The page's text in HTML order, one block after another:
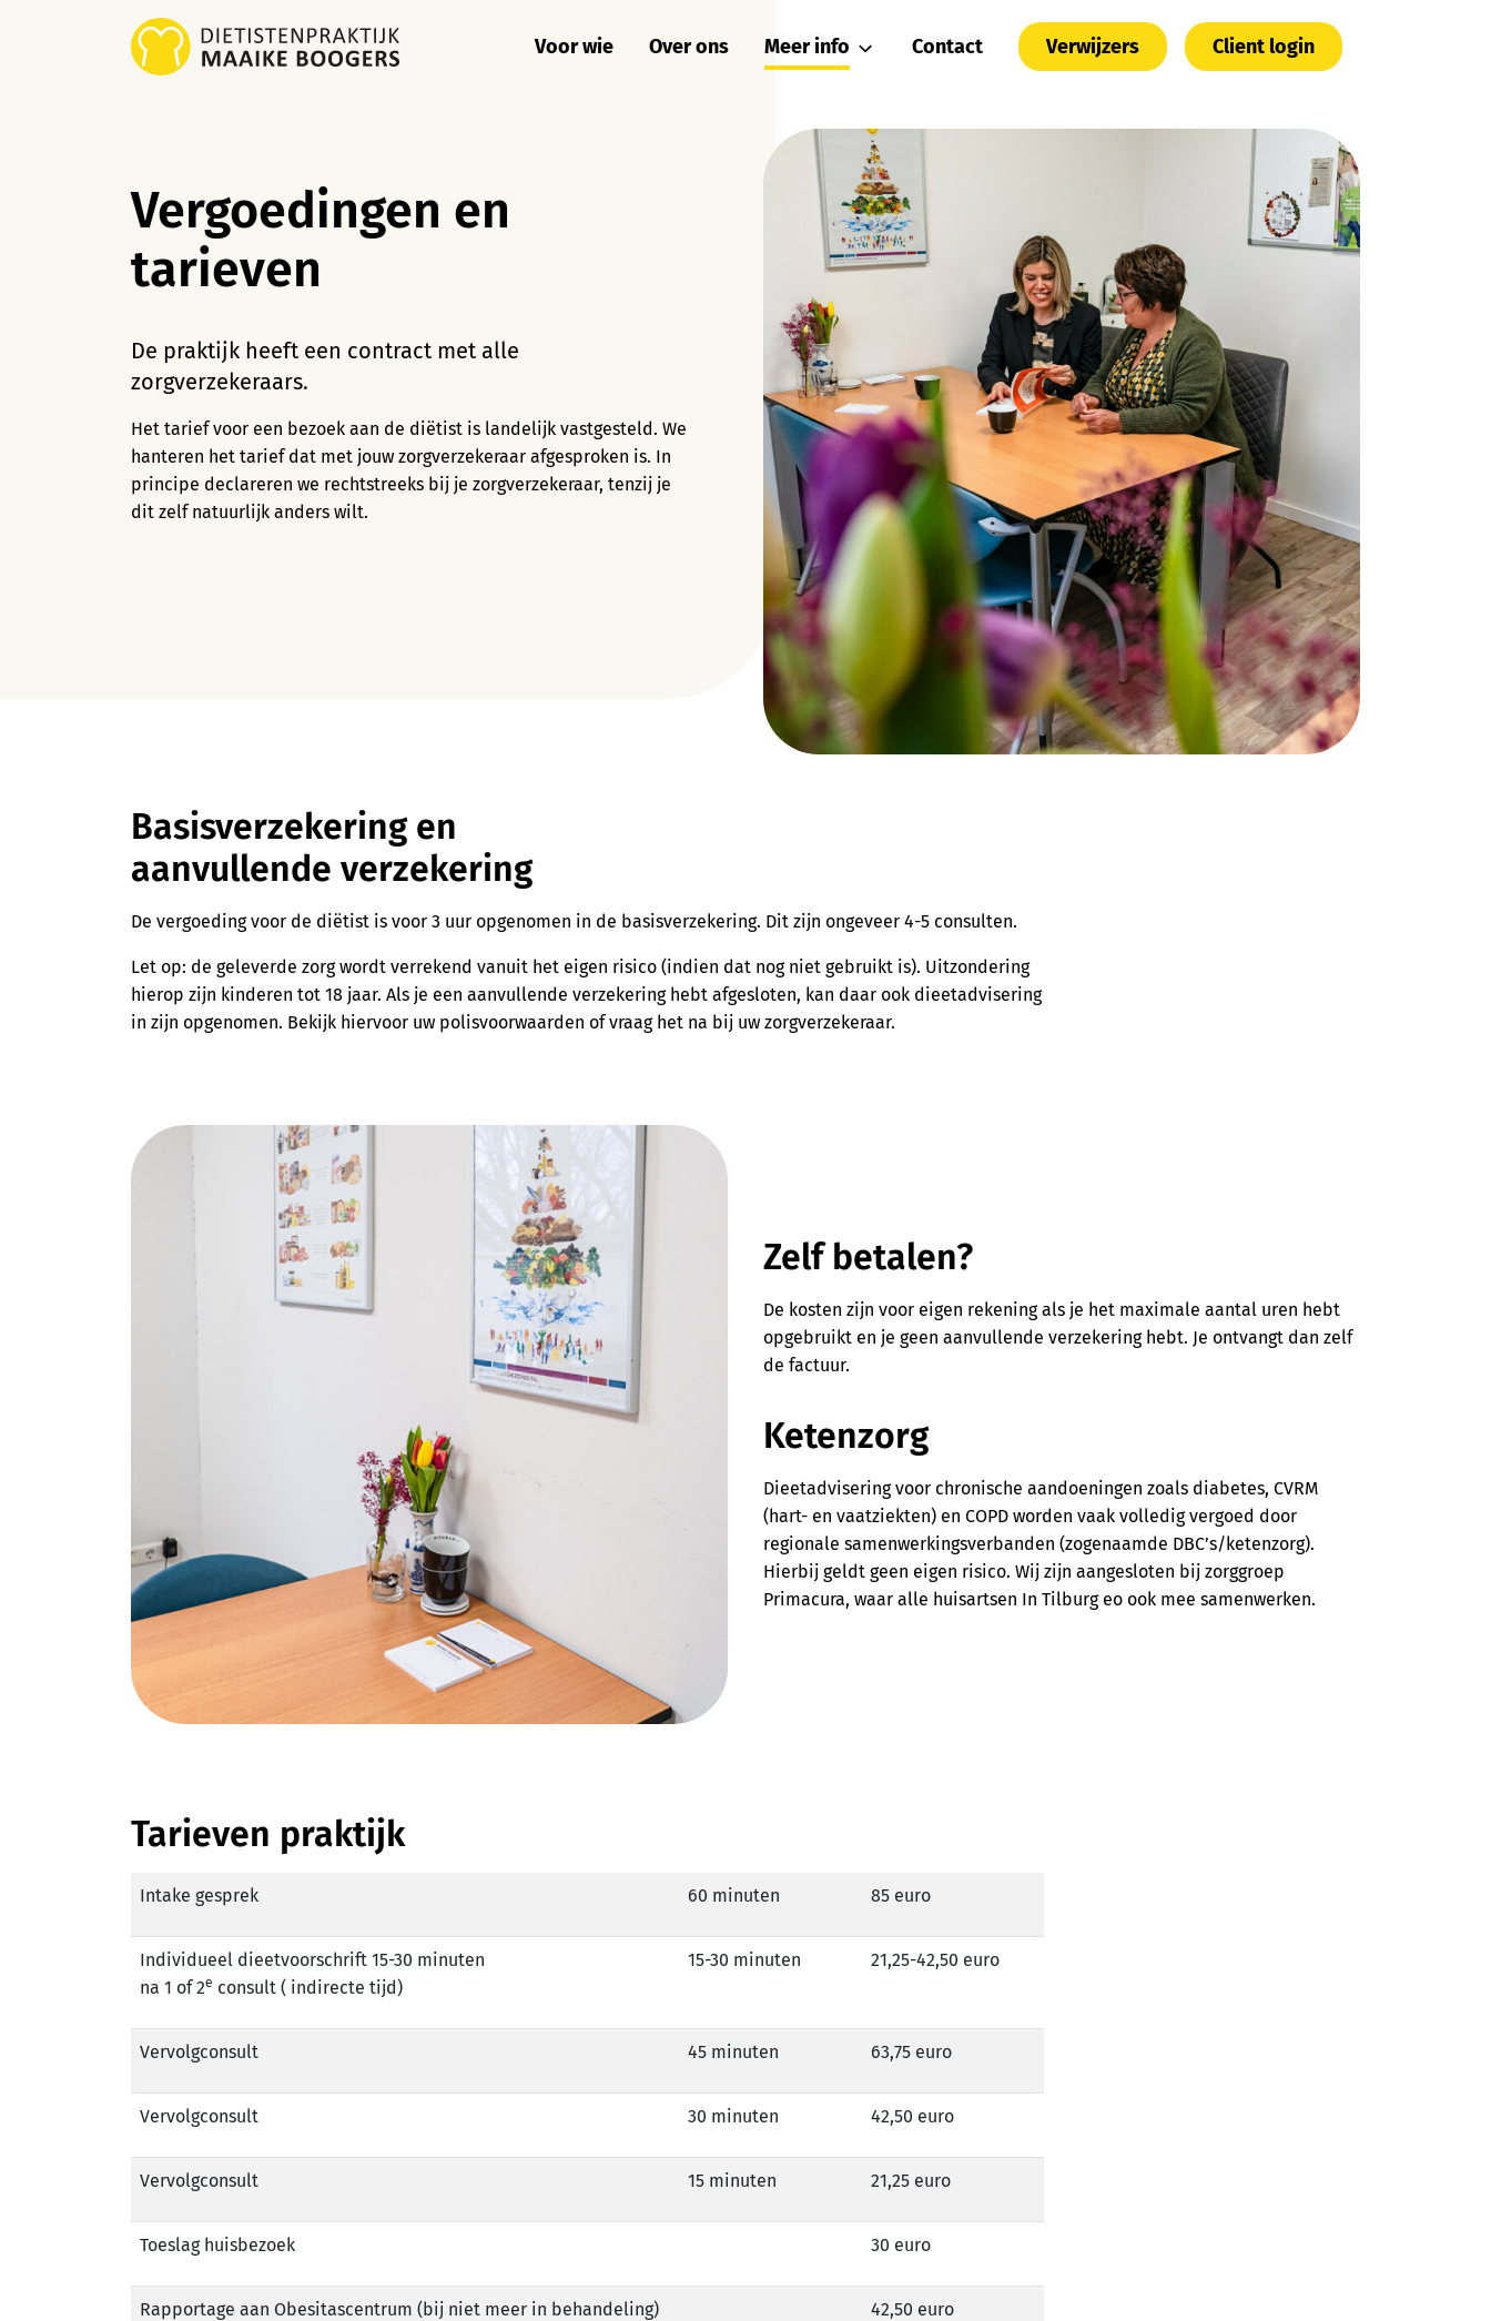
Over ons
Meer info
Verwijzers
Voor wie Over ons Meer info
Vergoedingen en tarieven
Werkwijze
Contact Verwijzers Client login
Vergoedingen en
tarieven
De praktijk heeft een contract met alle
zorgverzekeraars.
Het tarief voor een bezoek aan de diëtist is landelijk vastgesteld. We
hanteren het tarief dat met jouw zorgverzekeraar afgesproken is. In
principe declareren we rechtstreeks bij je zorgverzekeraar, tenzij je
dit zelf natuurlijk anders wilt.
Basisverzekering en
aanvullende verzekering
De vergoeding voor de diëtist is voor 3 uur opgenomen in de basisverzekering. Dit zijn ongeveer 4-5 consulten.
Let op: de geleverde zorg wordt verrekend vanuit het eigen risico (indien dat nog niet gebruikt is). Uitzondering
hierop zijn kinderen tot 18 jaar. Als je een aanvullende verzekering hebt afgesloten, kan daar ook dieetadvisering
in zijn opgenomen. Bekijk hiervoor uw polisvoorwaarden of vraag het na bij uw zorgverzekeraar.
Zelf betalen?
De kosten zijn voor eigen rekening als je het maximale aantal uren hebt
opgebruikt en je geen aanvullende verzekering hebt. Je ontvangt dan zelf
de factuur.
Ketenzorg
Dieetadvisering voor chronische aandoeningen zoals diabetes, CVRM
(hart- en vaatziekten) en COPD worden vaak volledig vergoed door
regionale samenwerkingsverbanden (zogenaamde DBC’s/ketenzorg).
Hierbij geldt geen eigen risico. Wij zijn aangesloten bij zorggroep
Primacura, waar alle huisartsen In Tilburg eo ook mee samenwerken.
Tarieven praktijk
Intake gesprek 60 minuten 85 euro
Individueel dieetvoorschrift 15-30 minuten
na 1 of 2e consult ( indirecte tijd)
15-30 minuten 21,25-42,50 euro
Vervolgconsult 45 minuten 63,75 euro
Vervolgconsult 30 minuten 42,50 euro
Vervolgconsult 15 minuten 21,25 euro
Toeslag huisbezoek 30 euro
Rapportage aan Obesitascentrum (bij niet meer in behandeling) 42,50 euro